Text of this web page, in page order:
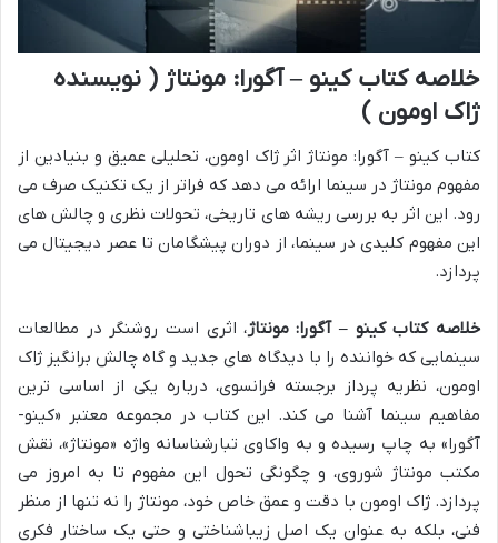
خلاصه کتاب کینو – آگورا: مونتاژ ( نویسنده
ژاک اومون )
کتاب کینو – آگورا: مونتاژ اثر ژاک اومون، تحلیلی عمیق و بنیادین از
مفهوم مونتاژ در سینما ارائه می دهد که فراتر از یک تکنیک صرف می
رود. این اثر به بررسی ریشه های تاریخی، تحولات نظری و چالش های
این مفهوم کلیدی در سینما، از دوران پیشگامان تا عصر دیجیتال می
پردازد.
خلاصه کتاب کینو – آگورا: مونتاژ، اثری است روشنگر در مطالعات
سینمایی که خواننده را با دیدگاه های جدید و گاه چالش برانگیز ژاک
اومون، نظریه پرداز برجسته فرانسوی، درباره یکی از اساسی ترین
مفاهیم سینما آشنا می کند. این کتاب در مجموعه معتبر «کینو-
آگورا» به چاپ رسیده و به واکاوی تبارشناسانه واژه «مونتاژ»، نقش
مکتب مونتاژ شوروی، و چگونگی تحول این مفهوم تا به امروز می
پردازد. ژاک اومون با دقت و عمق خاص خود، مونتاژ را نه تنها از منظر
فنی، بلکه به عنوان یک اصل زیباشناختی و حتی یک ساختار فکری